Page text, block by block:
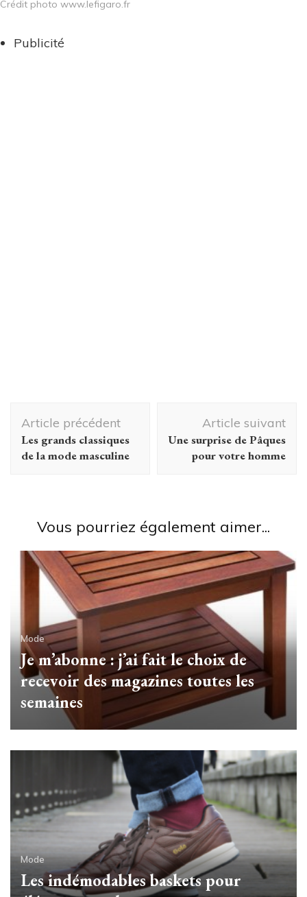
Crédit photo www.lefigaro.fr
Publicité
d'article
Article précédent
Les grands classiques
de la mode masculine
Article suivant
Une surprise de Pâques
pour votre homme
Vous pourriez également aimer...
Mode
Je m’abonne : j’ai fait le choix de
recevoir des magazines toutes les
semaines
Mode
Les indémodables baskets pour
Mode